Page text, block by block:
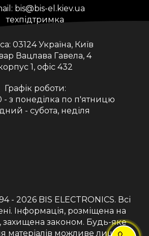
bis@bis-el.kiev.ua
техпідтримка
03124 Україна, Київ
Вацлава Гавела, 4
1, офіс 432
Графік роботи:
- з понеділка по п'ятницю
- субота, неділя
- 2026 BIS ELECTRONICS. Всі
Інформація, розміщена на
захищена законом. Будь-яке
матеріалів можливе лише з